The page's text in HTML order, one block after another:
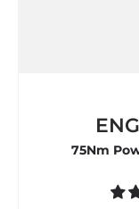
75Nm